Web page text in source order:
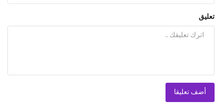
تعليق
أضف تعليقا